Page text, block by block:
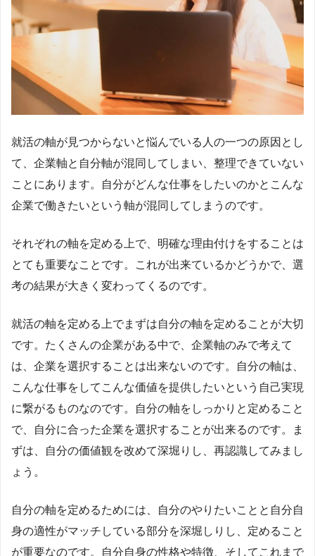
就活の軸が見つからないと悩んでいる人の一つの原因とし
て、企業軸と自分軸が混同してしまい、整理できていない
ことにあります。自分がどんな仕事をしたいのかとこんな
企業で働きたいという軸が混同してしまうのです。
それぞれの軸を定める上で、明確な理由付けをすることは
とても重要なことです。これが出来ているかどうかで、選
考の結果が大きく変わってくるのです。
就活の軸を定める上でまずは自分の軸を定めることが大切
です。たくさんの企業がある中で、企業軸のみで考えて
は、企業を選択することは出来ないのです。自分の軸は、
こんな仕事をしてこんな価値を提供したいという自己実現
に繋がるものなのです。自分の軸をしっかりと定めること
で、自分に合った企業を選択することが出来るのです。ま
ずは、自分の価値観を改めて深堀りし、再認識してみまし
ょう。
自分の軸を定めるためには、自分のやりたいことと自分自
身の適性がマッチしている部分を深堀しりし、定めること
が重要なのです。自分自身の性格や特徴、そしてこれまで